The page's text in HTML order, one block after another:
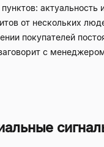
от нескольких
покупателей
с